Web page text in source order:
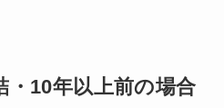
・10年以上前の場合